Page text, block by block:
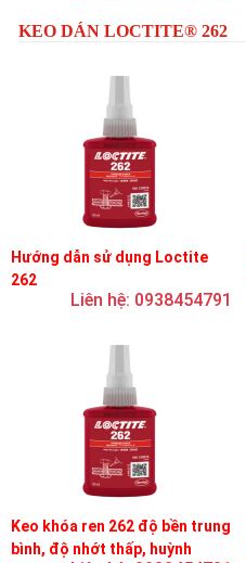
KEO DÁN LOCTITE® 262
Hướng dẫn sử dụng Loctite
262
Liên hệ: 0938454791
Keo khóa ren 262 độ bền trung
bình, độ nhớt thấp, huỳnh